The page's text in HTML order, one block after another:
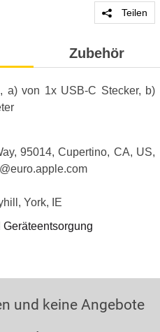
Teilen
Zubehör
a) von 1x USB-C Stecker, b)
95014, Cupertino, CA, US,
York, IE
Geräteentsorgung
und keine Angebote